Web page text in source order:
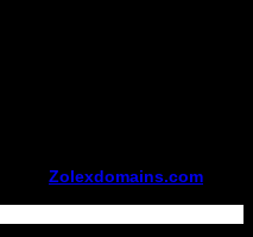
Zolexdomains.com